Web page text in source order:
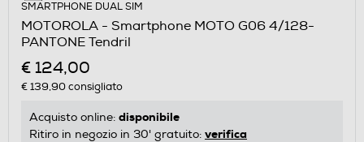
SMARTPHONE DUAL SIM
MOTOROLA - Smartphone MOTO G06 4/128-
PANTONE Tendril
€ 124,00
€ 139,90consigliato
Acquisto online: disponibile
Ritiro in negozio in 30' gratuito: verifica